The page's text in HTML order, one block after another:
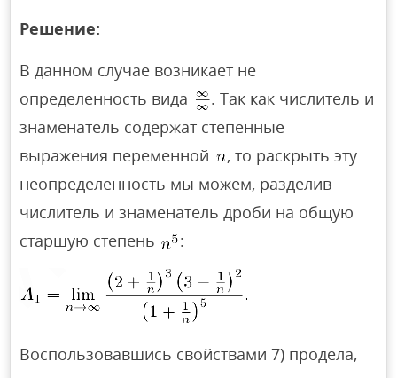
Решение:
В данном случае возникает не
определенность вида
. Так как числитель и
знаменатель содержат степенные
выражения переменной
, то раскрыть эту
неопределенность мы можем, разделив
числитель и знаменатель дроби на общую
старшую степень
:
Воспользовавшись свойствами 7) продела,